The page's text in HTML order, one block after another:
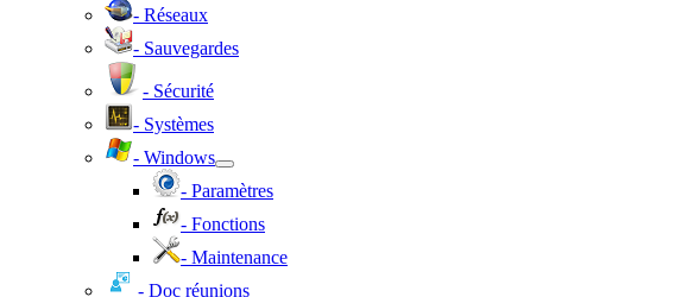
- Réseaux
- Sauvegardes
- Sécurité
- Systèmes
- Windows
- Paramètres
- Fonctions
- Maintenance
- Doc réunions